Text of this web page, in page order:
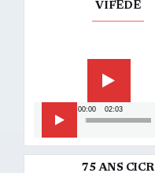
VIFEDE
00:00 02:03
75 ANS CICR